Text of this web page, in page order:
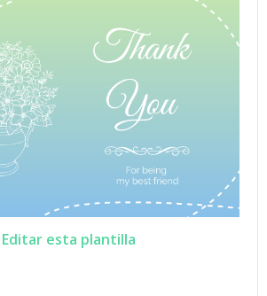
Editar esta plantilla